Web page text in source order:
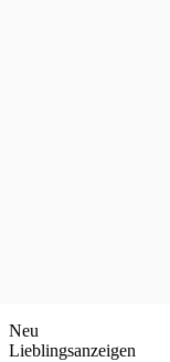
Neu
Lieblingsanzeigen